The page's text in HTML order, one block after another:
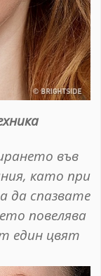
във
като при
да спазвате
повелява
един цвят